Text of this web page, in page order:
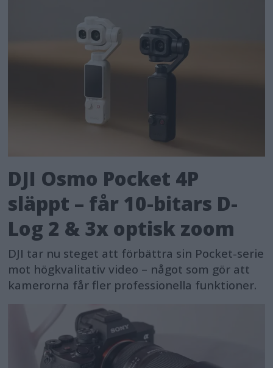
DJI Osmo Pocket 4P
släppt – får 10-bitars D-
Log 2 & 3x optisk zoom
DJI tar nu steget att förbättra sin Pocket-serie
mot högkvalitativ video – något som gör att
kamerorna får fler professionella funktioner.